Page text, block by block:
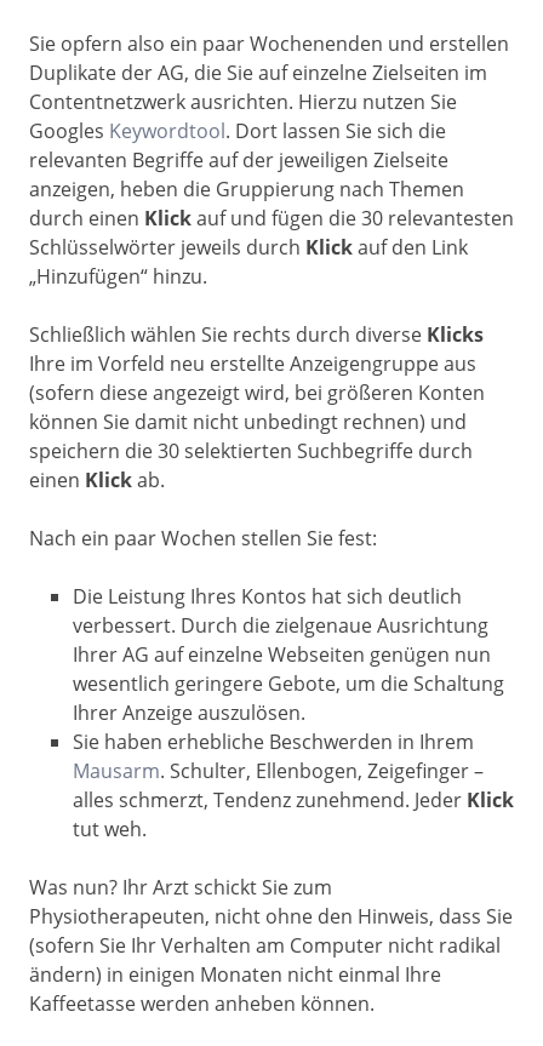
Sie opfern also ein paar Wochenenden und erstellen
Duplikate der AG, die Sie auf einzelne Zielseiten im
Contentnetzwerk ausrichten. Hierzu nutzen Sie
Googles Keywordtool. Dort lassen Sie sich die
relevanten Begriffe auf der jeweiligen Zielseite
anzeigen, heben die Gruppierung nach Themen
durch einen Klickauf und fügen die 30 relevantesten
Schlüsselwörter jeweils durch Klickauf den Link
„Hinzufügen“ hinzu.
Schließlich wählen Sie rechts durch diverse Klicks
Ihre im Vorfeld neu erstellte Anzeigengruppe aus
(sofern diese angezeigt wird, bei größeren Konten
können Sie damit nicht unbedingt rechnen) und
speichern die 30 selektierten Suchbegriffe durch
einen Klickab.
Nach ein paar Wochen stellen Sie fest:
Die Leistung Ihres Kontos hat sich deutlich
verbessert. Durch die zielgenaue Ausrichtung
Ihrer AG auf einzelne Webseiten genügen nun
wesentlich geringere Gebote, um die Schaltung
Ihrer Anzeige auszulösen.
Sie haben erhebliche Beschwerden in Ihrem
Mausarm. Schulter, Ellenbogen, Zeigefinger –
alles schmerzt, Tendenz zunehmend. Jeder Klick
tut weh.
Was nun? Ihr Arzt schickt Sie zum
Physiotherapeuten, nicht ohne den Hinweis, dass Sie
(sofern Sie Ihr Verhalten am Computer nicht radikal
ändern) in einigen Monaten nicht einmal Ihre
Kaffeetasse werden anheben können.